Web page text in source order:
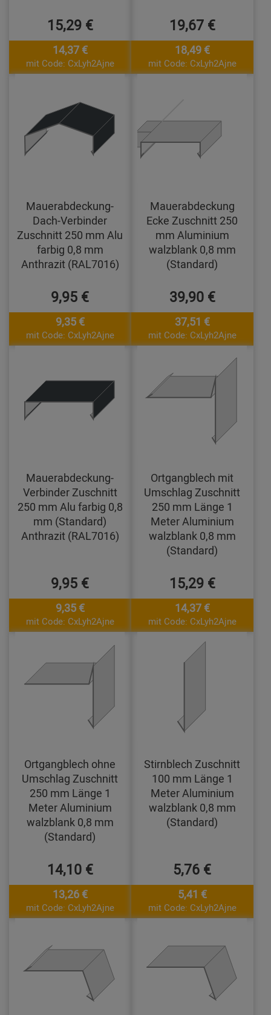
15,29 €
14,37 €
mit Code: CxLyh2Ajne
19,67 €
18,49 €
mit Code: CxLyh2Ajne
Mauerabdeckung-
Dach-Verbinder
Zuschnitt 250 mm Alu
farbig 0,8 mm
Anthrazit (RAL7016)
9,95 €
9,35 €
mit Code: CxLyh2Ajne
Mauerabdeckung
Ecke Zuschnitt 250
mm Aluminium
walzblank 0,8 mm
(Standard)
39,90 €
37,51 €
mit Code: CxLyh2Ajne
Mauerabdeckung-
Verbinder Zuschnitt
250 mm Alu farbig 0,8
mm (Standard)
Anthrazit (RAL7016)
9,95 €
9,35 €
mit Code: CxLyh2Ajne
Ortgangblech mit
Umschlag Zuschnitt
250 mm Länge 1
Meter Aluminium
walzblank 0,8 mm
(Standard)
15,29 €
14,37 €
mit Code: CxLyh2Ajne
Ortgangblech ohne
Umschlag Zuschnitt
250 mm Länge 1
Meter Aluminium
walzblank 0,8 mm
(Standard)
14,10 €
13,26 €
mit Code: CxLyh2Ajne
Stirnblech Zuschnitt
100 mm Länge 1
Meter Aluminium
walzblank 0,8 mm
(Standard)
5,76 €
5,41 €
mit Code: CxLyh2Ajne